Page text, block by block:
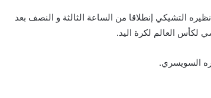
الوطني التونسي اليوم الخميس 23 جانفي نظيره التشيكي إنطلاقا من الساعة الثالثة و النصف بعد
لكأس العالم لكرة اليد.
السويسري.